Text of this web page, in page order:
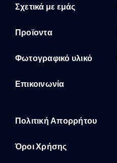
Σχετικά με εμάς
Προϊοντα
Φωτογραφικό υλικό
Επικοινωνία
Πολιτική Απορρήτου
Όροι Χρήσης